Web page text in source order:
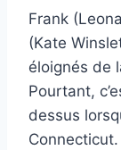
Frank
(Kate
éloignés de
Pourtant,
dessus
Connecticut.